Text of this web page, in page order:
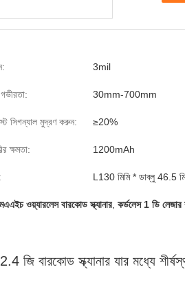
3mil
30mm-700mm
সিগন্যাল মুদ্রণ করুন: ≥20%
ক্ষমতা: 1200mAh
L130 মিমি * ডাব্লু 46.5
ওয়্যারলেস বারকোড স্ক্যানার কর্ডলেস 1 ডি লেজার
বারকোড স্ক্যানার যার মধ্যে